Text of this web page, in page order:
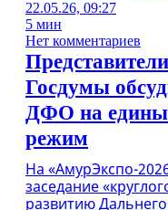
22.05.26, 09:27
5 мин
Нет комментариев
Госдумы
ДФО на
режим
На «АмурЭкспо-
заседание
развитию